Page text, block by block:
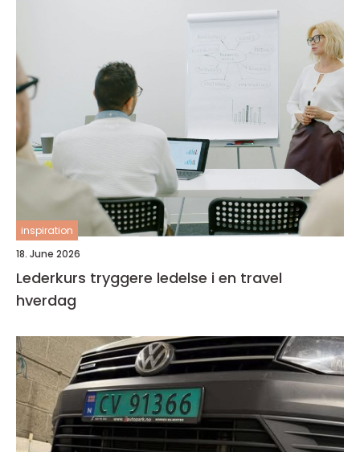
inspiration
18. June 2026
Lederkurs tryggere ledelse i en travel
hverdag